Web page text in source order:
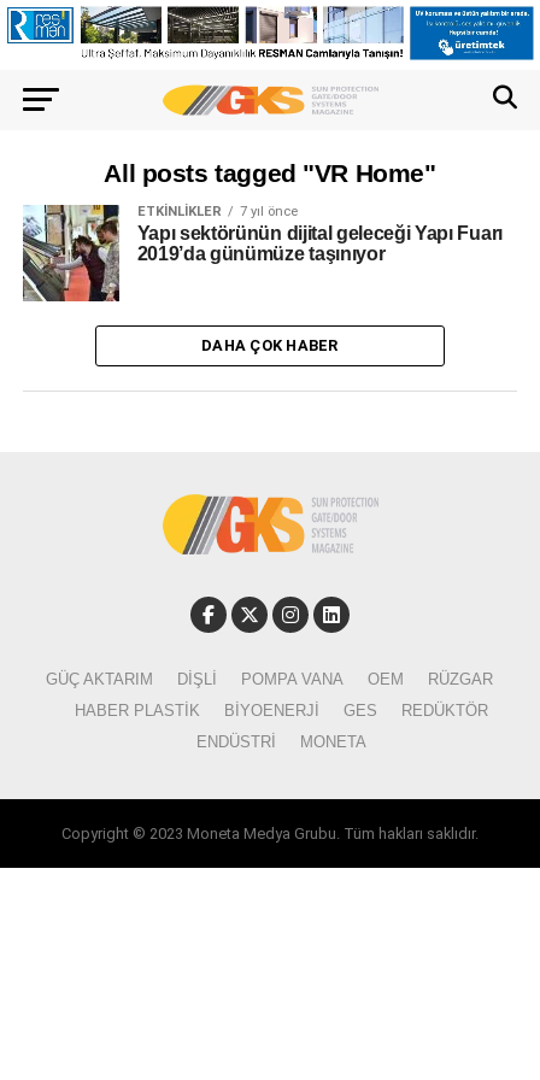
All posts tagged "VR Home"
ETKINLIKLER 7 yıl önce
Yapı sektörünün dijital geleceği Yapı Fuarı
2019’da günümüze taşınıyor
DAHA ÇOK HABER
GÜÇ AKTARIM DIŞLI POMPA VANA OEM
RÜZGAR
HABER PLASTIK
BIYOENERJI GES
REDÜKTÖR
ENDÜSTRI
MONETA
Copyright © 2023 Moneta Medya Grubu. Tüm hakları saklıdır.